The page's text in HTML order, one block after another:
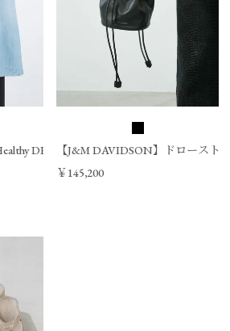
DENIM】デニムシャツ-Brezzy Almond/
【J&M DAVIDSON】ドロース
￥145,200